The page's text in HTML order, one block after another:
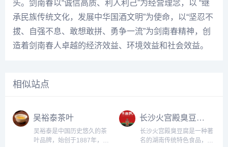
头。剑南春以“诚信高质、利人利己”为经营理念，以 “继
承民族传统文化，发展中华国酒文明”为使命，以“坚忍不
拔、自强不息、敢想敢拼、勇争一流”为剑南春精神，创
造着剑南春人卓越的经济效益、环境效益和社会效益。
相似站点
吴裕泰茶叶
吴裕泰是中国历史悠久的茶
叶品牌，始创于1887年，总
长沙火宫殿臭豆腐官网
长沙火宫殿臭豆腐是一种著
名的湖南传统特色食品，由